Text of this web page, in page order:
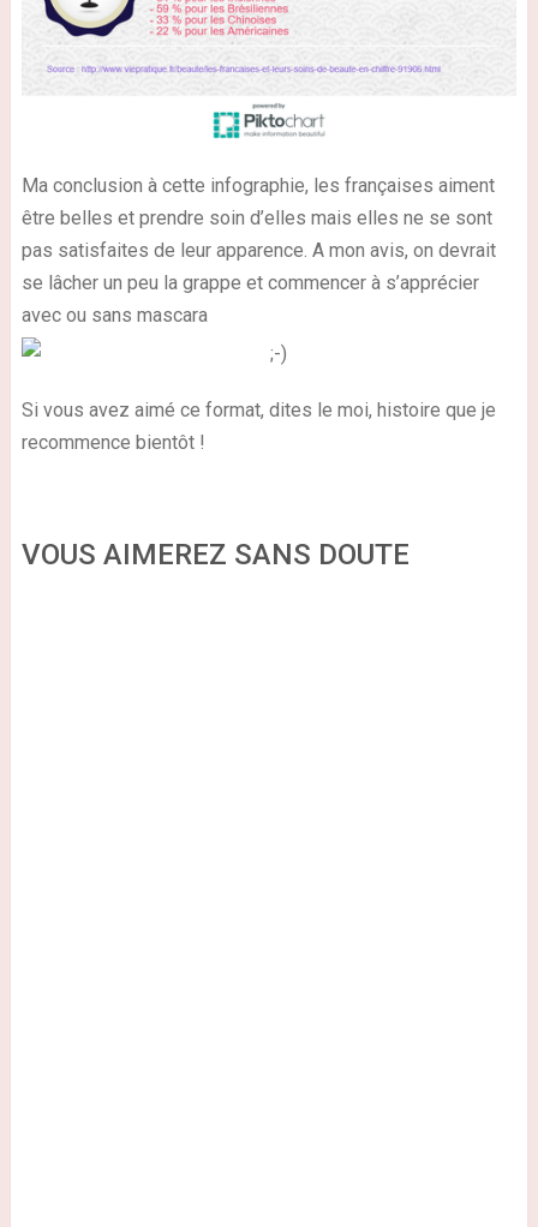
Ma conclusion à cette infographie, les françaises aiment
être belles et prendre soin d’elles mais elles ne se sont
pas satisfaites de leur apparence. A mon avis, on devrait
se lâcher un peu la grappe et commencer à s’apprécier
avec ou sans mascara
Si vous avez aimé ce format, dites le moi, histoire que je
recommence bientôt !
VOUS AIMEREZ SANS DOUTE